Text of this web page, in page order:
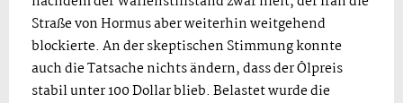
Straße von Hormus aber weiterhin weitgehend
blockierte. An der skeptischen Stimmung konnte
auch die Tatsache nichts ändern, dass der Ölpreis
stabil unter 100 Dollar blieb. Belastet wurde die